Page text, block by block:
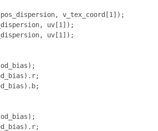
v_tex_coord[1]);
uv[1]);
uv[1]);